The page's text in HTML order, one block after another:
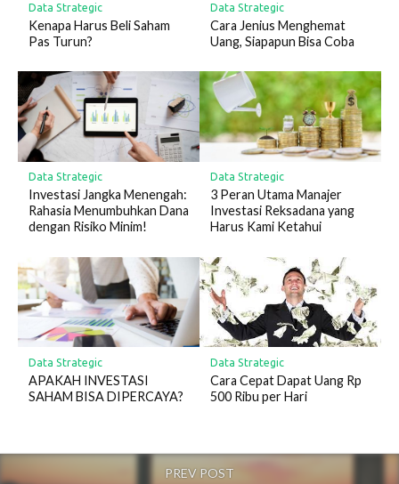
Data Strategic
Kenapa Harus Beli Saham
Pas Turun?
Data Strategic
Cara Jenius Menghemat
Uang, Siapapun Bisa Coba
Data Strategic
Investasi Jangka Menengah:
Rahasia Menumbuhkan Dana
dengan Risiko Minim!
Data Strategic
3 Peran Utama Manajer
Investasi Reksadana yang
Harus Kami Ketahui
Data Strategic
APAKAH INVESTASI
SAHAM BISA DIPERCAYA?
Data Strategic
Cara Cepat Dapat Uang Rp
500 Ribu per Hari
PREV POST